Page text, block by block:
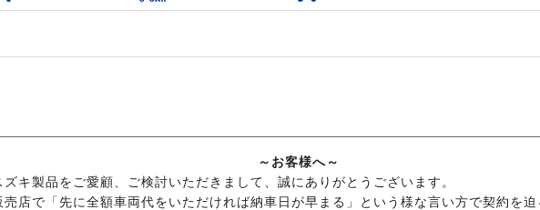
～お客様へ～
キ製品をご愛顧、ご検討いただきまして、誠にありがとうございます。
売店で「先に全額車両代をいただければ納車日が早まる」という様な言い方で契約を